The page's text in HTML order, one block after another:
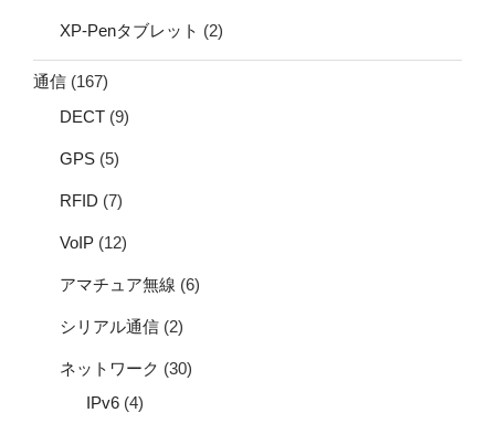
XP-Penタブレット (2)
通信 (167)
DECT (9)
GPS (5)
RFID (7)
VoIP (12)
アマチュア無線 (6)
シリアル通信 (2)
ネットワーク (30)
IPv6 (4)